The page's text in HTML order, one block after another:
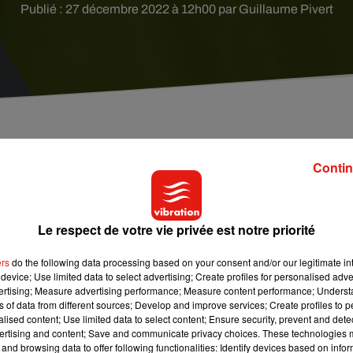
Publié : 27 décembre 2022 à 12h00 par Guillaume Pivert
avait été tué en raison d’une guerre de
« trois individus s'opposent sur le parking en raison
sont portés à main nue d’un côté, par arme blanche et
ans », a indiqué les gendarmeries de la Sarthe et d'Angers
Guyane pour la victime, de la Guadeloupe pour l’un et
d’une guerre de clans ou de territoire, pour laquelle
Le respect de votre vie privée est notre priorité
do the following data processing based on your consent and/or our legitimate
Use limited data to select advertising; Create profiles for personalised
Measure advertising performance; Measure content performance;
of data from different sources; Develop and improve services; Create profiles to
content; Use limited data to select content; Ensure security, prevent and
and content; Save and communicate privacy choices. These technologies
browsing data to offer following functionalities: Identify devices based on